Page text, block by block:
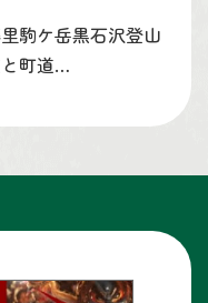
駒ケ岳黒石沢登山
町道…